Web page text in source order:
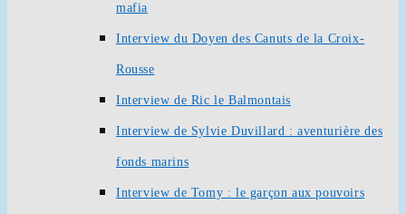
mafia
Interview du Doyen des Canuts de la Croix-
Rousse
Interview de Ric le Balmontais
Interview de Sylvie Duvillard : aventurière des
fonds marins
Interview de Tomy : le garçon aux pouvoirs